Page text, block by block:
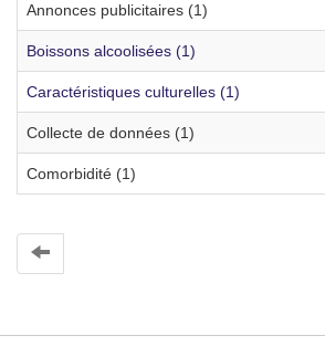
Annonces publicitaires (1)
Boissons alcoolisées (1)
Caractéristiques culturelles (1)
Collecte de données (1)
Comorbidité (1)